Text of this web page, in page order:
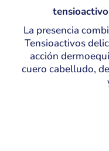
La presencia
Tensioactivos
acción
cuero cabelludo,